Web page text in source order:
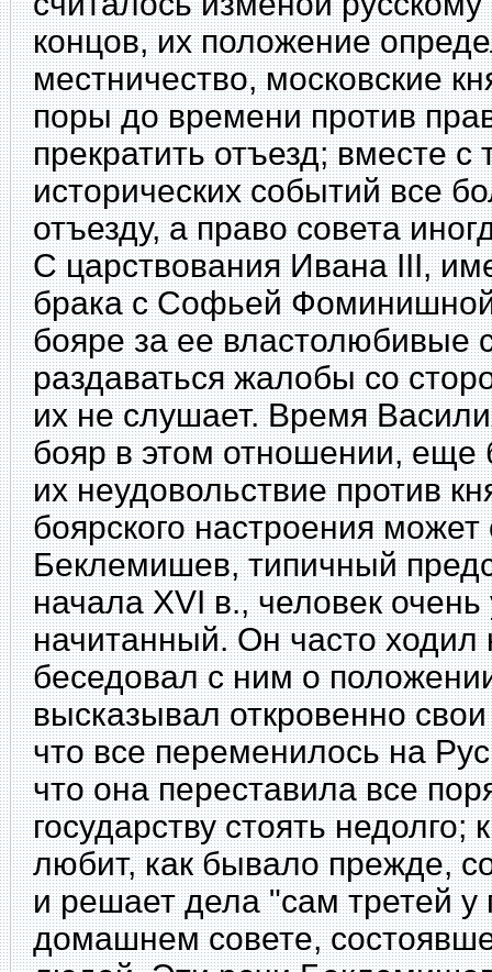
концов, их положение
местничество, московские
поры до времени против
прекратить отъезд; вместе
исторических событий все
отъезду, а право совета
С царствования Ивана III,
брака с Софьей
бояре за ее властолюбивые
раздаваться жалобы со
их не слушает. Время
бояр в этом отношении, еще
их неудовольствие против
боярского настроения
Беклемишев, типичный
начала XVI в., человек
начитанный. Он часто ходил
беседовал с ним о
высказывал откровенно
что все переменилось на
что она переставила все
государству стоять недолго;
любит, как бывало прежде,
и решает дела "сам третей у
домашнем совете,